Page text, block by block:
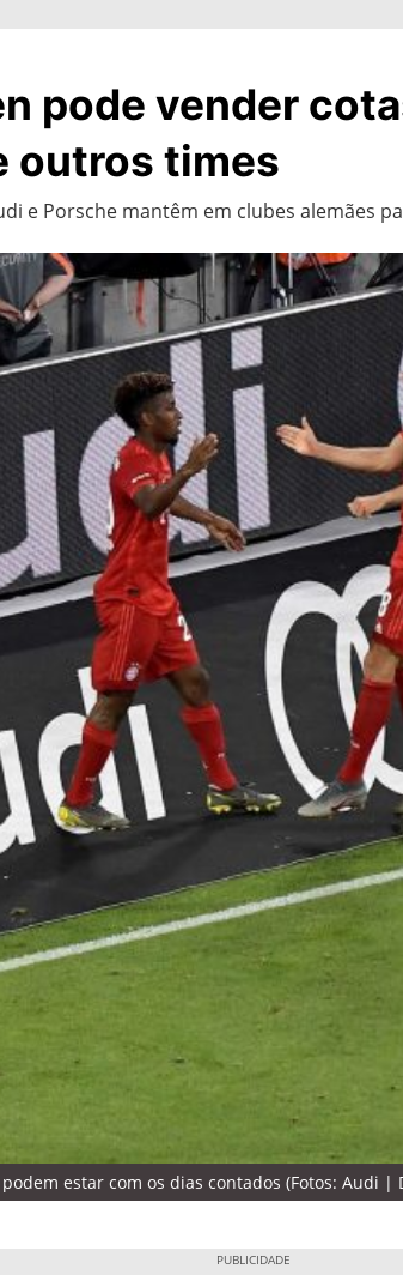
pode vender
outros times
e Porsche mantêm em clubes alemães
estar com os dias contados (Fotos: Audi |